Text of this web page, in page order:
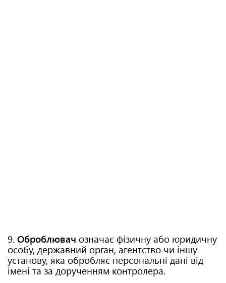
9. Оброблювач означає фізичну або юридичну
особу, державний орган, агентство чи іншу
установу, яка обробляє персональні дані від
імені та за дорученням контролера.